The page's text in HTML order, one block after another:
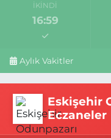
İKINDI
16:59
Aylık Vakitler
Eskişehir
Eczaneler